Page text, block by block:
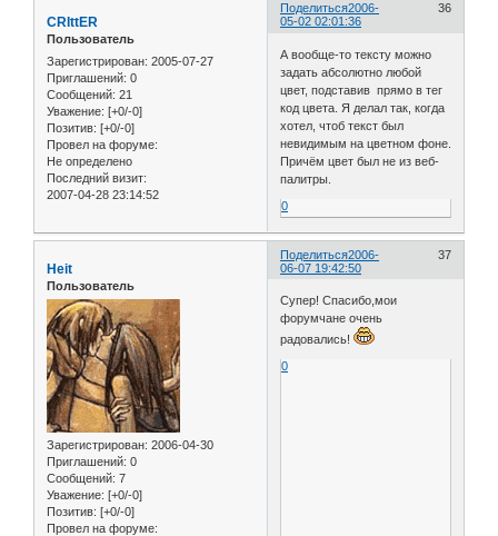
Поделиться 36
2006-
05-02 02:01:36
CRIttER
Пользователь
Зарегистрирован: 2005-07-27
Приглашений: 0
Сообщений: 21
Уважение: [+0/-0]
Позитив: [+0/-0]
Провел на форуме:
Не определено
Последний визит:
2007-04-28 23:14:52
А вообще-то тексту можно
задать абсолютно любой
цвет, подставив прямо в тег
код цвета. Я делал так, когда
хотел, чтоб текст был
невидимым на цветном фоне.
Причём цвет был не из веб-
палитры.
0
Поделиться 37
2006-
06-07 19:42:50
Heit
Пользователь
Зарегистрирован: 2006-04-30
Приглашений: 0
Сообщений: 7
Уважение: [+0/-0]
Позитив: [+0/-0]
Провел на форуме:
Супер! Спасибо,мои
форумчане очень
радовались!
0